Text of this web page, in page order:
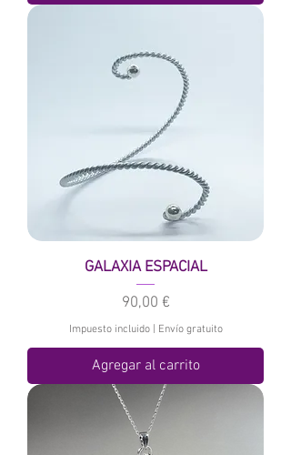
GALAXIA ESPACIAL
Precio
90,00 €
Impuesto incluido| Envío gratuito
Agregar al carrito